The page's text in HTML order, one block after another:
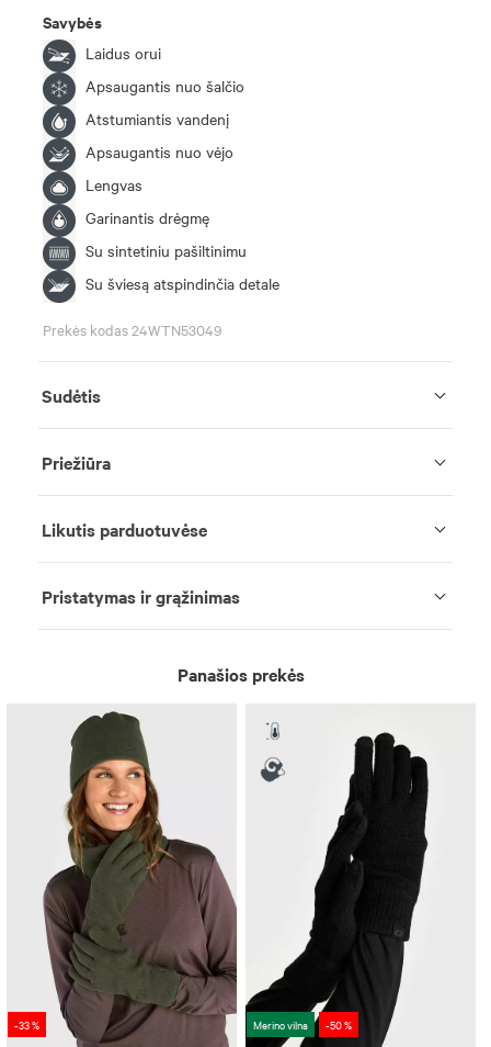
Savybės
Laidus orui
Apsaugantis nuo šalčio
Atstumiantis vandenį
Apsaugantis nuo vėjo
Lengvas
Garinantis drėgmę
Su sintetiniu pašiltinimu
Su šviesą atspindinčia detale
Prekės kodas 24WTN53049
Sudėtis
Priežiūra
Likutis parduotuvėse
Pristatymas ir grąžinimas
Panašios prekės
-33 % Merino vilna -50 %